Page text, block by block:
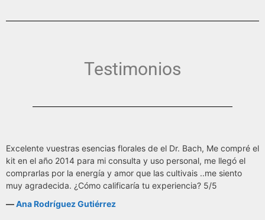
Testimonios
Excelente vuestras esencias florales de el Dr. Bach, Me compré el
kit en el año 2014 para mi consulta y uso personal, me llegó el
comprarlas por la energía y amor que las cultivais ..me siento
muy agradecida. ¿Cómo calificaría tu experiencia? 5/5
―Ana Rodríguez Gutiérrez